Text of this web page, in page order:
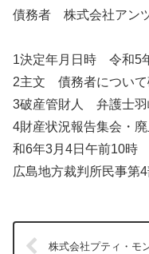
債務者 株式会社アン
1決定年月日時 令和5
2主文 債務者について
3破産管財人 弁護士羽
4財産状況報告集会・
和6年3月4日午前10時
広島地方裁判所民事第4
株式会社プティ・モ